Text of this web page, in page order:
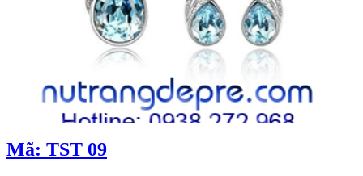
Mã: TST 09